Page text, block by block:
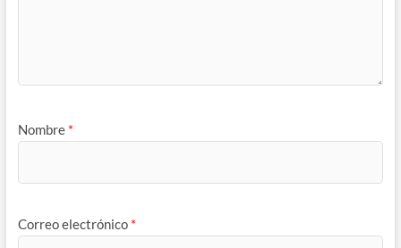
Nombre *
Correo electrónico *